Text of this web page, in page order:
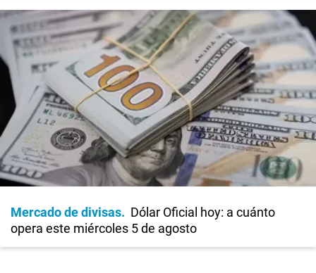
Mercado de divisas
Dólar Oficial hoy: a cuánto
opera este miércoles 5 de agosto